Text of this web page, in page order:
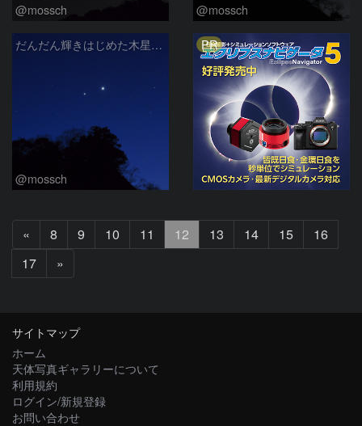
@mossch @mossch
だんだん輝きはじめた木星と金星
@mossch
PR
«
へ
8 9 10 11 12 13 14 15
16
17
»
へ
サイトマップ
ホーム
天体写真ギャラリーについて
利用規約
ログイン/新規登録
お問い合わせ